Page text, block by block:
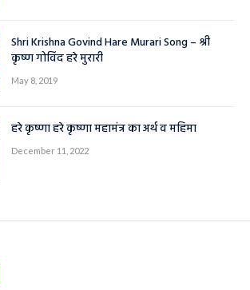
Shri Krishna Govind Hare Murari Song – श्री
कृष्ण गोविंद हरे मुरारी
May 8, 2019
हरे कृष्णा हरे कृष्णा महामंत्र का अर्थ व महिमा
December 11, 2022